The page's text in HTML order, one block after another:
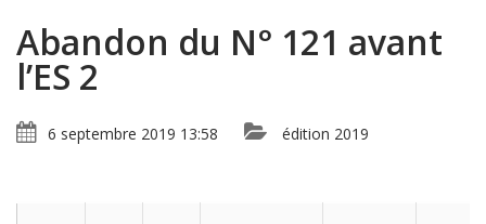
Abandon du N° 121 avant
l’ES 2
6 septembre 2019 13:58 édition 2019